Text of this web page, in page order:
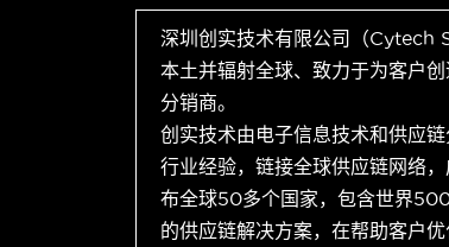
深圳创实技术有限公司（Cytech
本土并辐射全球、致力于为客户
分销商。
创实技术由电子信息技术和供应
行业经验，链接全球供应链网络
布全球50多个国家，包含世界
的供应链解决方案，在帮助客户